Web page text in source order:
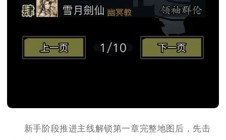
新手阶段推进主线解锁第一章完整地图后，先击